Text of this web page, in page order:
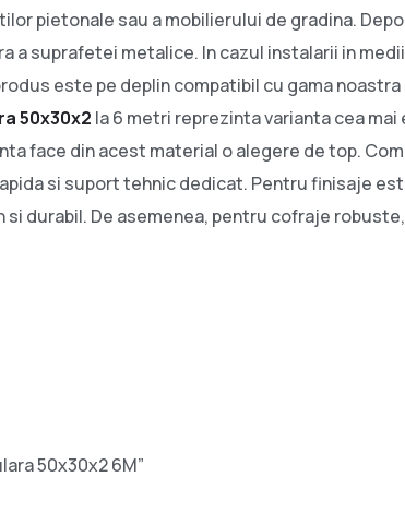
pietonale sau a mobilierului de gradina.
a suprafetei metalice. In cazul instalarii in
este pe deplin compatibil cu gama noastra
50x30x2 la 6 metri reprezinta varianta cea
face din acest material o alegere de top.
si suport tehnic dedicat. Pentru finisaje
si durabil. De asemenea, pentru cofraje
50x30x2 6M”